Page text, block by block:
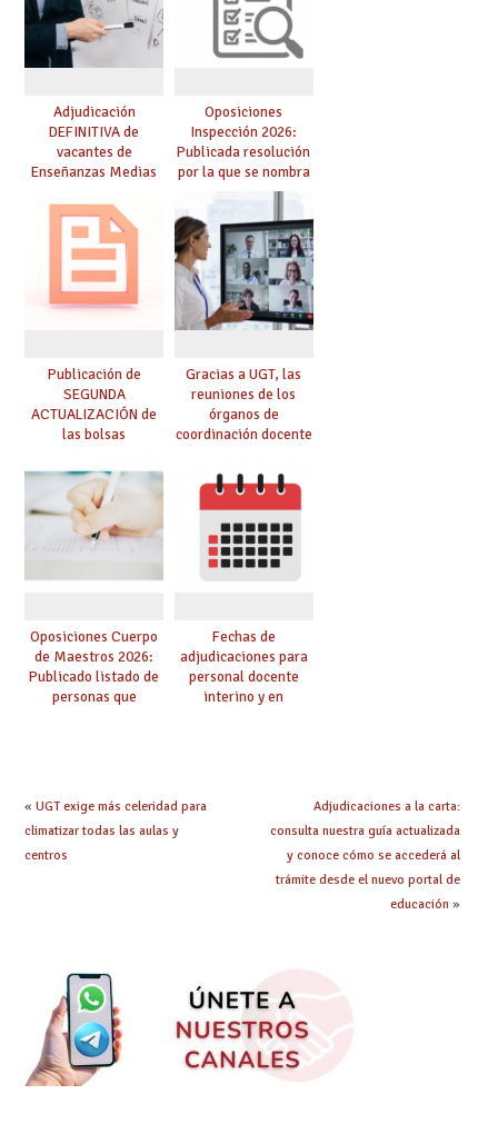
Adjudicación
DEFINITIVA de
vacantes de
Enseñanzas Medias
Oposiciones
Inspección 2026:
Publicada resolución
por la que se nombra
funcionarios/as en
prácticas, se regulan
dichas prácticas y se
convoca acto público
de adjudicación
Publicación de
SEGUNDA
ACTUALIZACIÓN de
las bolsas
Cuerpo de Maestros
de especialidades
convocadas a
oposición
Gracias a UGT, las
reuniones de los
órganos de
coordinación docente
de manera
telemática, sin exigir
presencialidad en el
centro
Oposiciones Cuerpo
de Maestros 2026:
Publicado listado de
personas que
Fechas de
adjudicaciones para
personal docente
interino y en
« UGT exige más celeridad para
climatizar todas las aulas y
centros
Adjudicaciones a la carta:
consulta nuestra guía actualizada
y conoce cómo se accederá al
trámite desde el nuevo portal de
educación »